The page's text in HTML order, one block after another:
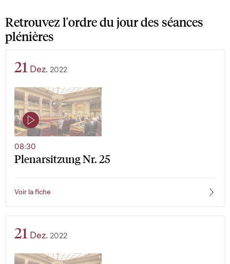
Retrouvez l'ordre du jour des séances
plénières
21 Dez. 2022
Plenarsitzung Nr. 25
08:30
Voir la fiche
21 Dez. 2022